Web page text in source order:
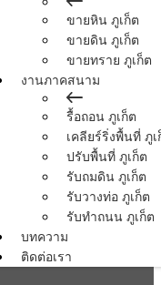
ขายหิน ภูเก็ต
ขายดิน ภูเก็ต
ขายทราย ภูเก็ต
งานภาคสนาม
รื้อถอน ภูเก็ต
เคลียร์ริ่งพื้นที่ ภู
ปรับพื้นที่ ภูเก็ต
รับถมดิน ภูเก็ต
รับวางท่อ ภูเก็ต
รับทำถนน ภูเก็ต
บทความ
ติดต่อเรา